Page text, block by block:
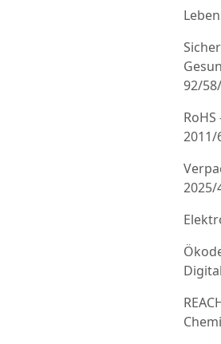
92/
2011/
2025/